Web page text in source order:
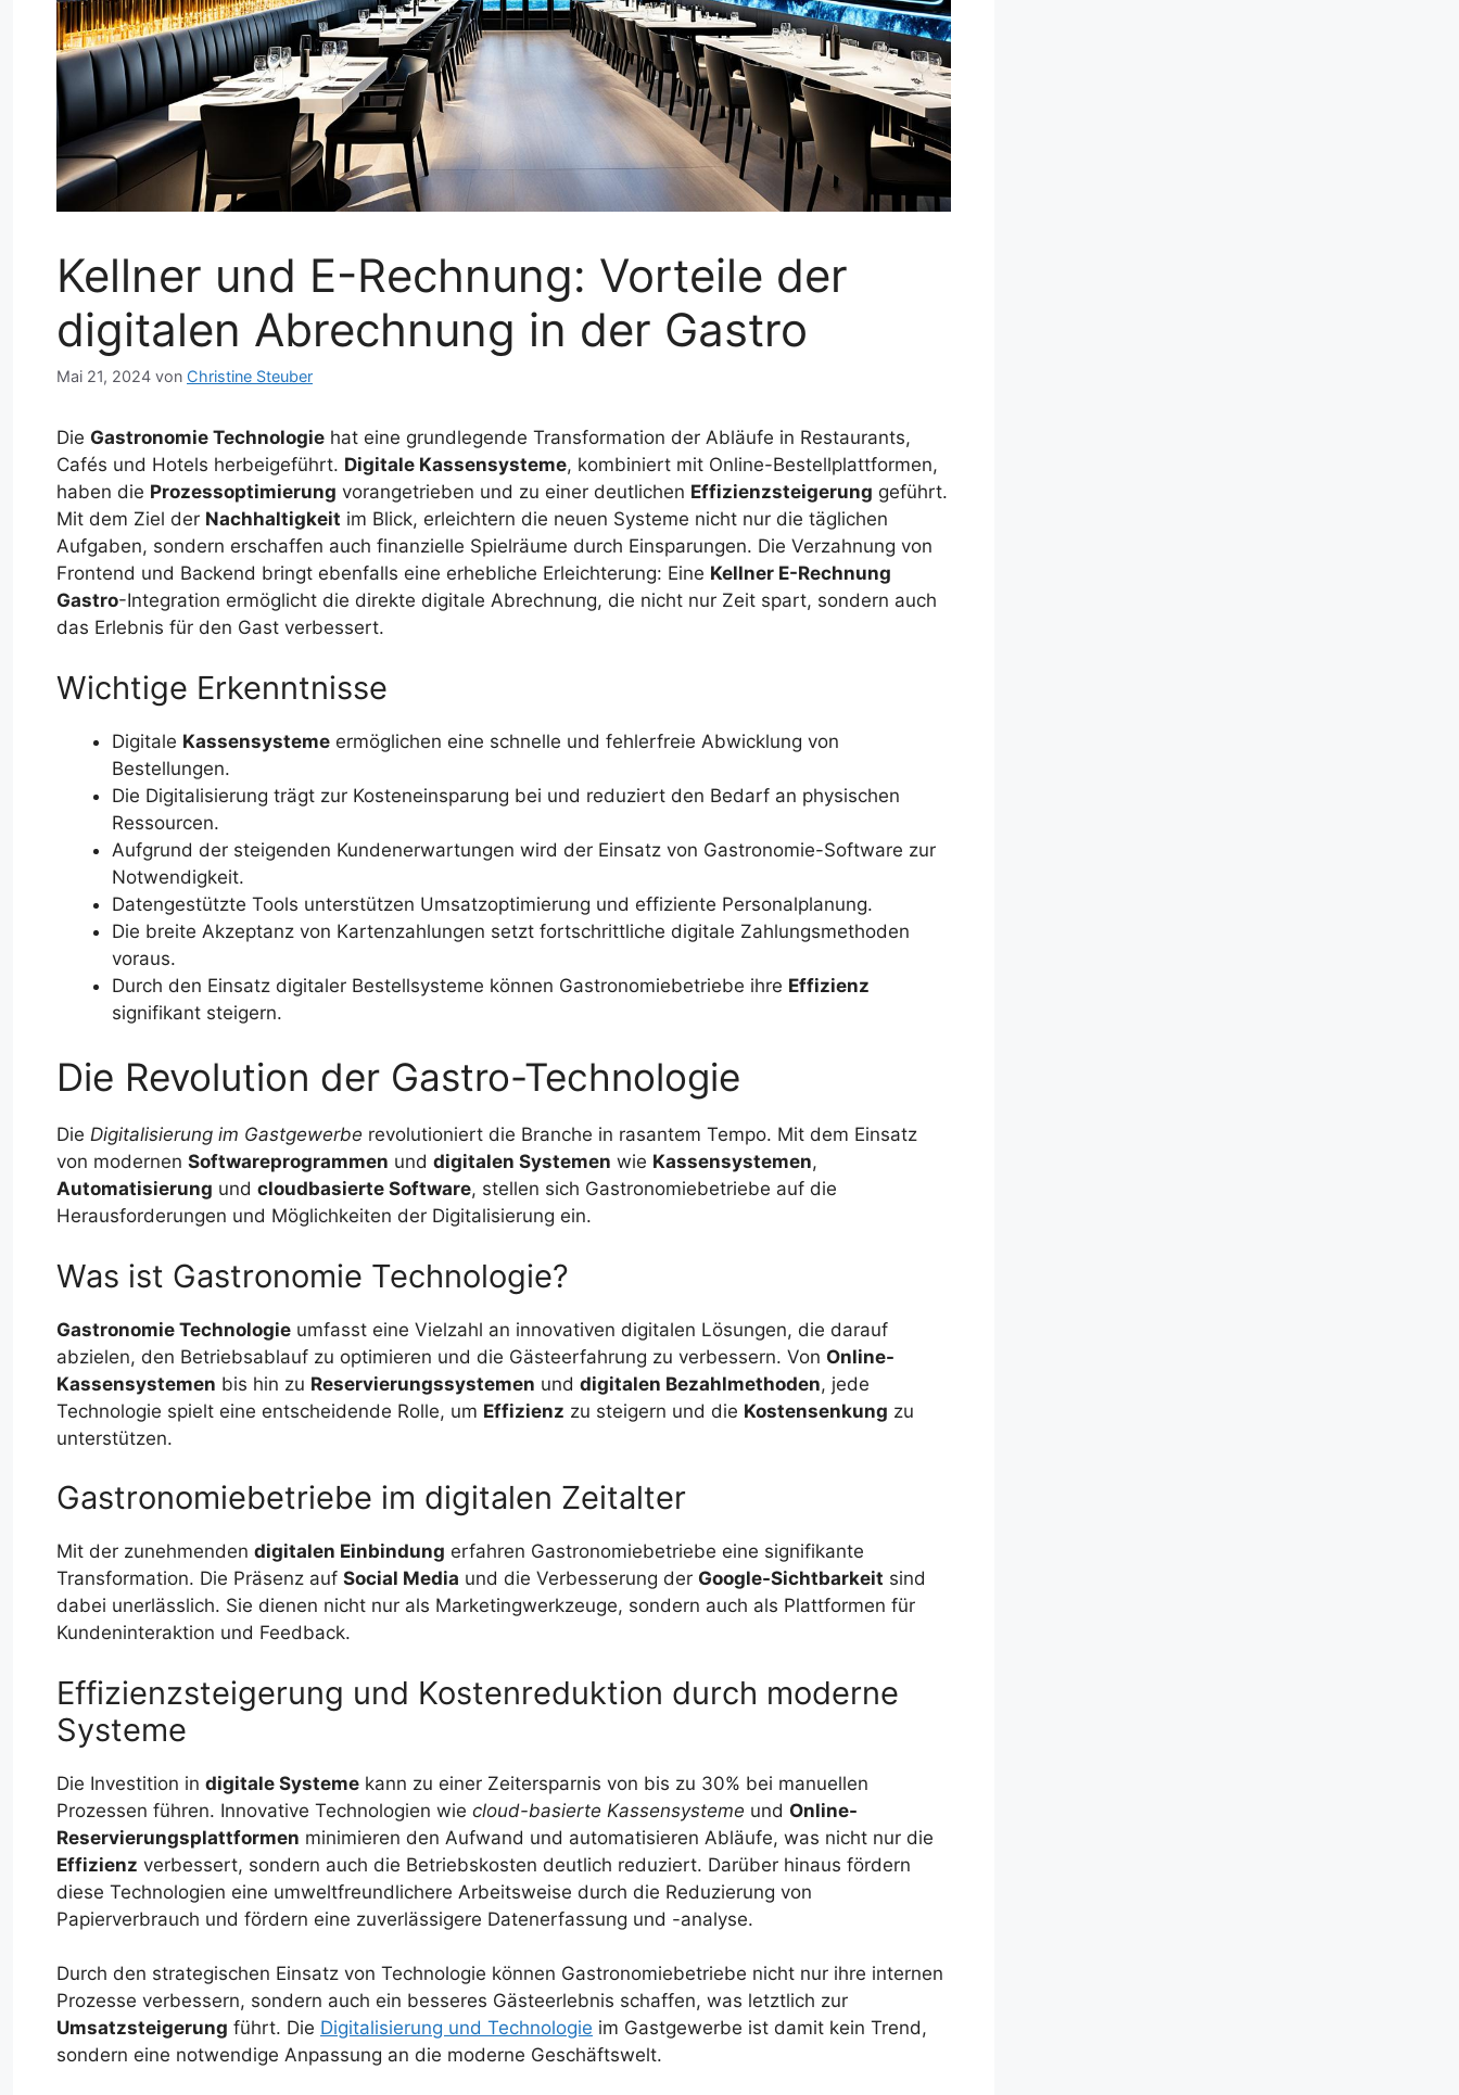
Kellner und E-Rechnung: Vorteile der
digitalen Abrechnung in der Gastro
Mai 21, 2024 von Christine Steuber
Die Gastronomie Technologie hat eine grundlegende Transformation der Abläufe in Restaurants,
Cafés und Hotels herbeigeführt. Digitale Kassensysteme, kombiniert mit Online-Bestellplattformen,
haben die Prozessoptimierung vorangetrieben und zu einer deutlichen Effizienzsteigerung geführt.
Mit dem Ziel der Nachhaltigkeit im Blick, erleichtern die neuen Systeme nicht nur die täglichen
Aufgaben, sondern erschaffen auch finanzielle Spielräume durch Einsparungen. Die Verzahnung von
Frontend und Backend bringt ebenfalls eine erhebliche Erleichterung: Eine Kellner E-Rechnung
Gastro-Integration ermöglicht die direkte digitale Abrechnung, die nicht nur Zeit spart, sondern auch
das Erlebnis für den Gast verbessert.
Wichtige Erkenntnisse
Digitale Kassensysteme ermöglichen eine schnelle und fehlerfreie Abwicklung von
Bestellungen.
Die Digitalisierung trägt zur Kosteneinsparung bei und reduziert den Bedarf an physischen
Ressourcen.
Aufgrund der steigenden Kundenerwartungen wird der Einsatz von Gastronomie-Software zur
Notwendigkeit.
Datengestützte Tools unterstützen Umsatzoptimierung und effiziente Personalplanung.
Die breite Akzeptanz von Kartenzahlungen setzt fortschrittliche digitale Zahlungsmethoden
voraus.
Durch den Einsatz digitaler Bestellsysteme können Gastronomiebetriebe ihre Effizienz
signifikant steigern.
Die Revolution der Gastro-Technologie
Die Digitalisierung im Gastgewerbe revolutioniert die Branche in rasantem Tempo. Mit dem Einsatz
von modernen Softwareprogrammen und digitalen Systemen wie Kassensystemen,
Automatisierung und cloudbasierte Software, stellen sich Gastronomiebetriebe auf die
Herausforderungen und Möglichkeiten der Digitalisierung ein.
Was ist Gastronomie Technologie?
Gastronomie Technologie umfasst eine Vielzahl an innovativen digitalen Lösungen, die darauf
abzielen, den Betriebsablauf zu optimieren und die Gästeerfahrung zu verbessern. Von Online-
Kassensystemen bis hin zu Reservierungssystemen und digitalen Bezahlmethoden, jede
Technologie spielt eine entscheidende Rolle, um Effizienz zu steigern und die Kostensenkung zu
unterstützen.
Gastronomiebetriebe im digitalen Zeitalter
Mit der zunehmenden digitalen Einbindung erfahren Gastronomiebetriebe eine signifikante
Transformation. Die Präsenz auf Social Media und die Verbesserung der Google-Sichtbarkeit sind
dabei unerlässlich. Sie dienen nicht nur als Marketingwerkzeuge, sondern auch als Plattformen für
Kundeninteraktion und Feedback.
Effizienzsteigerung und Kostenreduktion durch moderne
Systeme
Die Investition in digitale Systeme kann zu einer Zeitersparnis von bis zu 30% bei manuellen
Prozessen führen. Innovative Technologien wie cloud-basierte Kassensysteme und Online-
Reservierungsplattformen minimieren den Aufwand und automatisieren Abläufe, was nicht nur die
Effizienz verbessert, sondern auch die Betriebskosten deutlich reduziert. Darüber hinaus fördern
diese Technologien eine umweltfreundlichere Arbeitsweise durch die Reduzierung von
Papierverbrauch und fördern eine zuverlässigere Datenerfassung und -analyse.
Durch den strategischen Einsatz von Technologie können Gastronomiebetriebe nicht nur ihre internen
Prozesse verbessern, sondern auch ein besseres Gästeerlebnis schaffen, was letztlich zur
Umsatzsteigerung führt. Die Digitalisierung und Technologie im Gastgewerbe ist damit kein Trend,
sondern eine notwendige Anpassung an die moderne Geschäftswelt.